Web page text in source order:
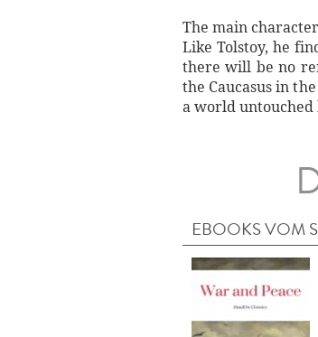
The main
Like Tolstoy, he
there will be no
the Caucasus in
a world
EBOOKS VOM